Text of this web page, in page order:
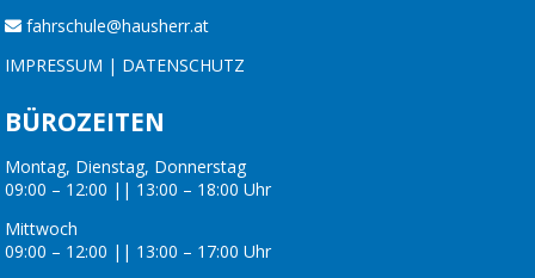
fahrschule@hausherr.at
IMPRESSUM | DATENSCHUTZ
BÜROZEITEN
Montag, Dienstag, Donnerstag
09:00 – 12:00 || 13:00 – 18:00 Uhr
Mittwoch
09:00 – 12:00 || 13:00 – 17:00 Uhr